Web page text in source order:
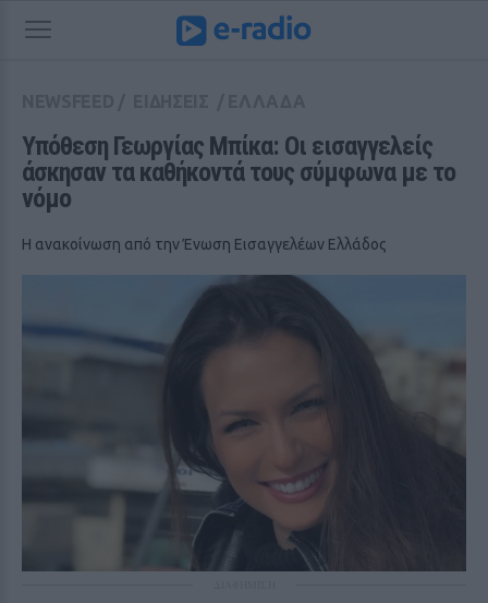
Υπόθεση Γεωργίας Μπίκα: Οι εισαγγελείς
άσκησαν τα καθήκοντά τους σύμφωνα με το
νόμο
Η ανακοίνωση από την Ένωση Εισαγγελέων Ελλάδος